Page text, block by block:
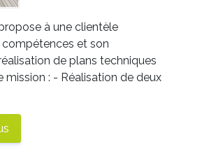
à une clientèle
compétences et son
de plans techniques
mission : - Réalisation de deux